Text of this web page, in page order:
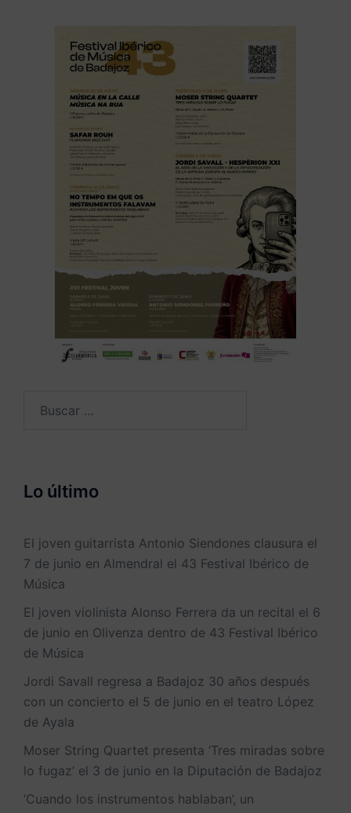
Lo último
El joven guitarrista Antonio Siendones clausura el
7 de junio en Almendral el 43 Festival Ibérico de
Música
El joven violinista Alonso Ferrera da un recital el 6
de junio en Olivenza dentro de 43 Festival Ibérico
de Música
Jordi Savall regresa a Badajoz 30 años después
con un concierto el 5 de junio en el teatro López
de Ayala
Moser String Quartet presenta ‘Tres miradas sobre
lo fugaz’ el 3 de junio en la Diputación de Badajoz
‘Cuando los instrumentos hablaban’, un